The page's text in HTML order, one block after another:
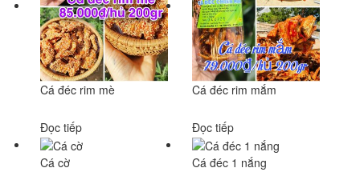
Cá đéc rim mè
Đọc tiếp
Cá đéc rim mắm
Đọc tiếp
Cá cờ Cá đéc 1 nắng